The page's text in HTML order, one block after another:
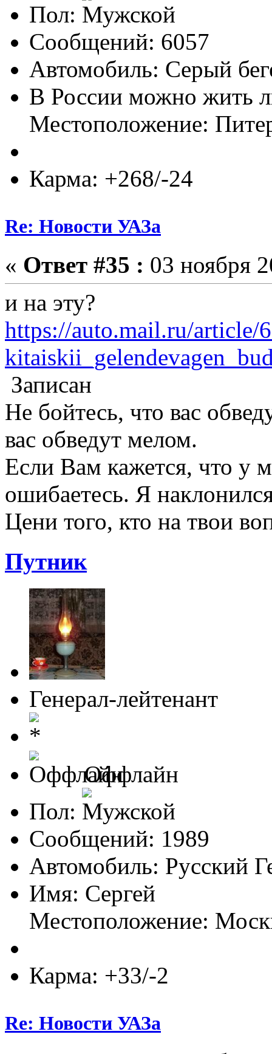
Пол:
Сообщений: 6057
Автомобиль: Серый
В России можно жить
Местоположение:
Карма: +268/-24
Re: Новости УАЗа
« Ответ #35 : 03 ноября
и на эту?
https://auto.mail.ru/article/
Записан
Не бойтесь, что вас
вас обведут мелом.
Если Вам кажется, что у
ошибаетесь. Я
Цени того, кто на твои
Путник
Генерал-лейтенант
Оффлайн
Пол:
Сообщений: 1989
Автомобиль: Русский
Имя: Сергей
Местоположение:
Карма: +33/-2
Re: Новости УАЗа